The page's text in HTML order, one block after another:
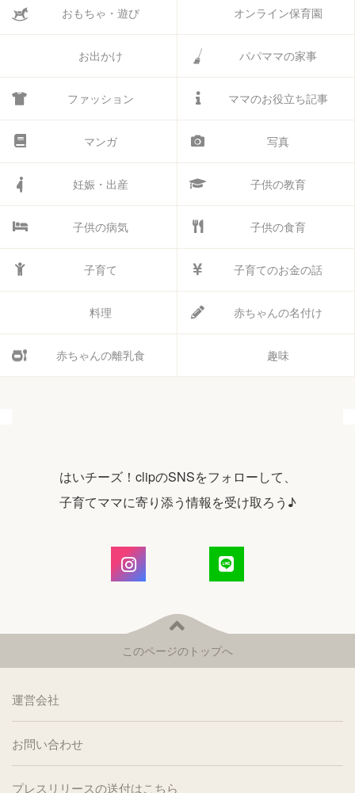
おもちゃ・遊び オンライン保育園
お出かけ パパママの家事
ファッション ママのお役立ち記事
マンガ 写真
妊娠・出産 子供の教育
子供の病気 子供の食育
子育て 子育てのお金の話
料理 赤ちゃんの名付け
赤ちゃんの離乳食 趣味
はいチーズ！clipのSNSをフォローして、
子育てママに寄り添う情報を受け取ろう♪
このページのトップへ
運営会社
お問い合わせ
プレスリリースの送付はこちら